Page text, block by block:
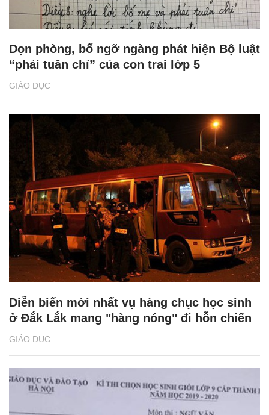
GIÁO DỤC
Dọn phòng, bố ngỡ ngàng phát hiện Bộ luật
“phải tuân chỉ” của con trai lớp 5
GIÁO DỤC
Diễn biến mới nhất vụ hàng chục học sinh
ở Đắk Lắk mang "hàng nóng" đi hỗn chiến